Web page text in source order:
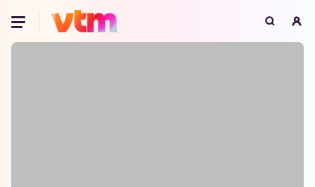
Oeps, browser niet ondersteund